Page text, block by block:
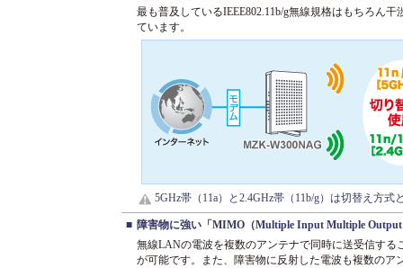
最も普及しているIEEE802.11b/g無線規格はもちろん干
ています。
5GHz帯（11a）と2.4GHz帯（11b/g）は切替え方式
■ 障害物に強い「MIMO（Multiple Input Multiple
無線LANの電波を複数のアンテナで同時に送受信する
が可能です。また、障害物に反射した電波も複数のア